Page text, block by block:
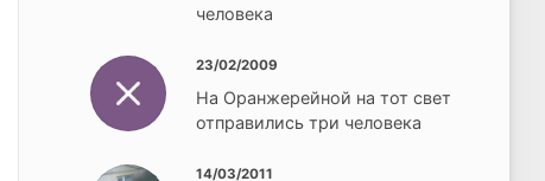
человека
23/02/2009
На Оранжерейной на тот свет
отправились три человека
14/03/2011